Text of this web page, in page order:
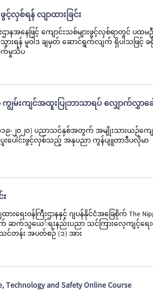
လှစ်ရန် လျာထားခြင်း
နအနေဖြင့် ကျောင်းသစ်များဖွင့်လှစ်ရာတွင် ပထမဦ
ားရန် မူဝါဒ ချမှတ် ဆောင်ရွက်လျက် ရှိပါသဖြင့် ခ
က်မှုသိပ
ျွမ်းကျင်အထူးပြုဘာသာရပ် လျှောက်လွှာခ
၁၉-၂၀၂၀) ပညာသင်နှစ်အတွက် အမျိုးသားယဉ်ကျေ
းပေါင်းဖွင့်လှစ်သည့် အနုပညာ ကွန်ပျူတာဒီပလိုမာ
ေးဝန်ကြီးဌာနနှင့် ဂျပန်နိုင်ငံအခြေစိုက် The
က် ဆက်သွယေ်ရးနည်းပညာ သင်ကြားလေ့ကျင့်ရေး
သင်တန်း အပတ်စဉ် (၁) အား
and Safety Online Course